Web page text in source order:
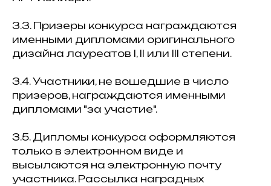
3.3. Призеры конкурса награждаются
именными дипломами оригинального
дизайна лауреатов I, II или III степени.
3.4. Участники, не вошедшие в число
призеров, награждаются именными
дипломами "за участие".
3.5. Дипломы конкурса оформляются
только в электронном виде и
высылаются на электронную почту
участника. Рассылка наградных